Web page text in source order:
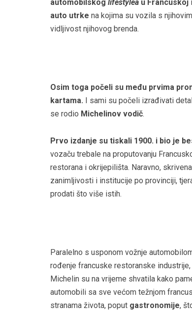
automobilskog lifestylea u Francuskoj
auto utrke na kojima su vozila s
vidljivost njihovog brenda.
Osim toga počeli su među prvima
kartama.
I sami su počeli izrađivati
se rodio Michelinov vodič.
Prvo izdanje su tiskali 1900. i bio je
vozaču trebale na proputovanju
restorana i okrijepilišta. Naravno,
zanimljivosti i institucije po provinciji,
prodati što više istih.
Paralelno s usponom vožnje
rođenje francuske restoranske
Michelin su na vrijeme shvatila kako
automobili sa sve većom težnjom
stranama života, poput gastronomije,